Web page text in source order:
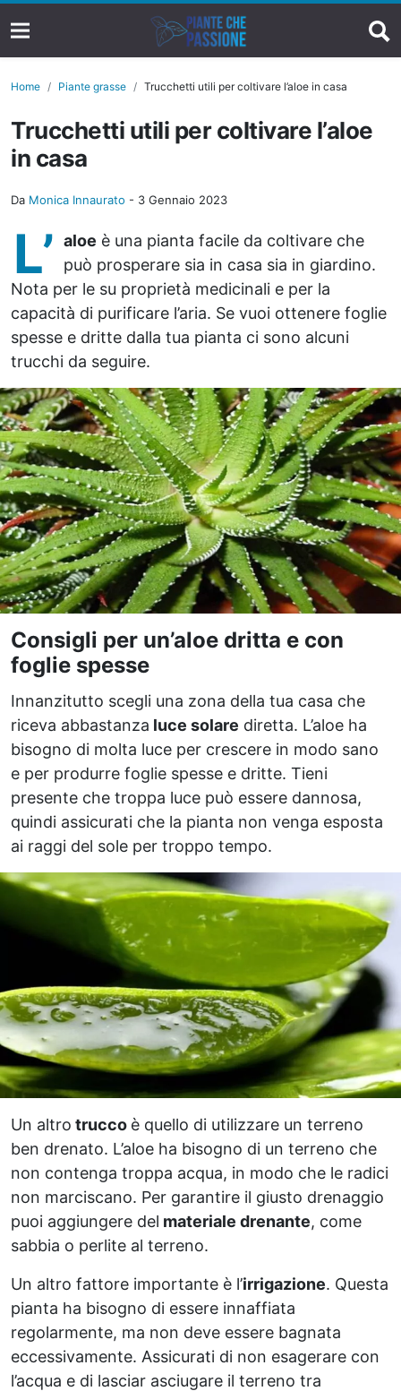
Home Piante grasse Trucchetti utili per coltivare l’aloe in casa
Trucchetti utili per coltivare l’aloe
in casa
Da Monica Innaurato - 3 Gennaio 2023
L’ aloe è una pianta facile da coltivare che
può prosperare sia in casa sia in giardino.
Nota per le su proprietà medicinali e per la
capacità di purificare l’aria. Se vuoi ottenere foglie
spesse e dritte dalla tua pianta ci sono alcuni
trucchi da seguire.
Consigli per un’aloe dritta e con
foglie spesse
Innanzitutto scegli una zona della tua casa che
riceva abbastanza luce solare diretta. L’aloe ha
bisogno di molta luce per crescere in modo sano
e per produrre foglie spesse e dritte. Tieni
presente che troppa luce può essere dannosa,
quindi assicurati che la pianta non venga esposta
ai raggi del sole per troppo tempo.
Un altro trucco è quello di utilizzare un terreno
ben drenato. L’aloe ha bisogno di un terreno che
non contenga troppa acqua, in modo che le radici
non marciscano. Per garantire il giusto drenaggio
puoi aggiungere del materiale drenante, come
sabbia o perlite al terreno.
Un altro fattore importante è l’irrigazione. Questa
pianta ha bisogno di essere innaffiata
regolarmente, ma non deve essere bagnata
eccessivamente. Assicurati di non esagerare con
l’acqua e di lasciar asciugare il terreno tra